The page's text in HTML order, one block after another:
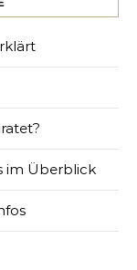
im Überblick